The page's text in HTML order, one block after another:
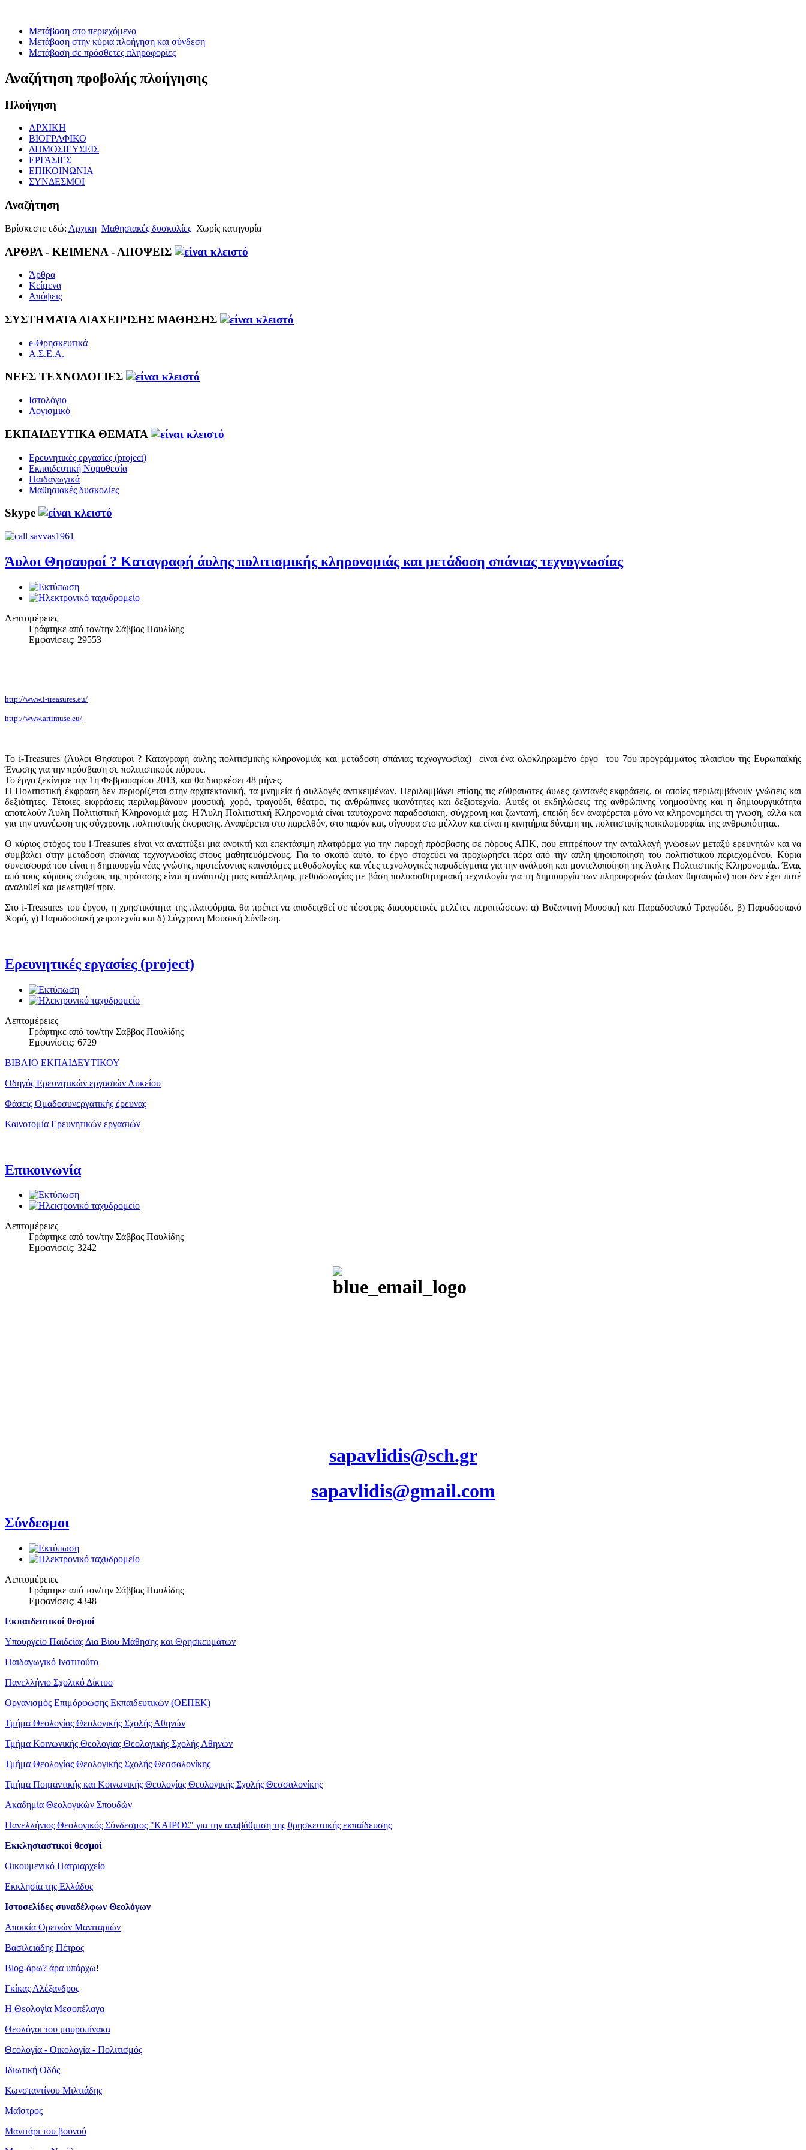
Μετάβαση στο περιεχόμενο
Μετάβαση στην κύρια πλοήγηση και σύνδεση
Μετάβαση σε πρόσθετες πληροφορίες
Αναζήτηση προβολής πλοήγησης
Πλοήγηση
ΑΡΧΙΚΗ
ΒΙΟΓΡΑΦΙΚΟ
ΔΗΜΟΣΙΕΥΣΕΙΣ
ΕΡΓΑΣΙΕΣ
ΕΠΙΚΟΙΝΩΝΙΑ
ΣΥΝΔΕΣΜΟΙ
Αναζήτηση
Βρίσκεστε εδώ: Αρχικη Μαθησιακές δυσκολίες Χωρίς κατηγορία
ΑΡΘΡΑ - ΚΕΙΜΕΝΑ - ΑΠΟΨΕΙΣ
Άρθρα
Κείμενα
Απόψεις
ΣΥΣΤΗΜΑΤΑ ΔΙΑΧΕΙΡΙΣΗΣ ΜΑΘΗΣΗΣ
e-Θρησκευτικά
Α.Σ.Ε.Α.
ΝΕΕΣ ΤΕΧΝΟΛΟΓΙΕΣ
Ιστολόγιο
Λογισμικό
ΕΚΠΑΙΔΕΥΤΙΚΑ ΘΕΜΑΤΑ
Ερευνητικές εργασίες (project)
Εκπαιδευτική Νομοθεσία
Παιδαγωγικά
Μαθησιακές δυσκολίες
Skype
Άυλοι Θησαυροί ? Καταγραφή άυλης πολιτισμικής κληρονομιάς και μετάδοση σπάνιας τεχνογνωσίας
Λεπτομέρειες
Γράφτηκε από τον/την Σάββας Παυλίδης
Εμφανίσεις: 29553
http://www.i-treasures.eu/
http://www.artimuse.eu/
Το i-Treasures (Άυλοι Θησαυροί ? Καταγραφή άυλης πολιτισμικής κληρονομιάς και μετάδοση σπάνιας τεχνογνωσίας) είναι ένα ολοκληρωμένο έργο του 7ου προγράμματος πλαισίου της Ευρωπαϊκής
Ένωσης για την πρόσβαση σε πολιτιστικούς πόρους.
Το έργο ξεκίνησε την 1η Φεβρουαρίου 2013, και θα διαρκέσει 48 μήνες.
Η Πολιτιστική έκφραση δεν περιορίζεται στην αρχιτεκτονική, τα μνημεία ή συλλογές αντικειμένων. Περιλαμβάνει επίσης τις εύθραυστες άυλες ζωντανές εκφράσεις, οι οποίες περιλαμβάνουν γνώσεις και
δεξιότητες. Τέτοιες εκφράσεις περιλαμβάνουν μουσική, χορό, τραγούδι, θέατρο, τις ανθρώπινες ικανότητες και δεξιοτεχνία. Αυτές οι εκδηλώσεις της ανθρώπινης νοημοσύνης και η δημιουργικότητα
αποτελούν Άυλη Πολιτιστική Κληρονομιά μας. Η Άυλη Πολιτιστική Κληρονομιά είναι ταυτόχρονα παραδοσιακή, σύγχρονη και ζωντανή, επειδή δεν αναφέρεται μόνο να κληρονομήσει τη γνώση, αλλά και
για την ανανέωση της σύγχρονης πολιτιστικής έκφρασης. Αναφέρεται στο παρελθόν, στο παρόν και, σίγουρα στο μέλλον και είναι η κινητήρια δύναμη της πολιτιστικής ποικιλομορφίας της ανθρωπότητας.
Ο κύριος στόχος του i-Treasures είναι να αναπτύξει μια ανοικτή και επεκτάσιμη πλατφόρμα για την παροχή πρόσβασης σε πόρους ΑΠΚ, που επιτρέπουν την ανταλλαγή γνώσεων μεταξύ ερευνητών και να
συμβάλει στην μετάδοση σπάνιας τεχνογνωσίας στους μαθητευόμενους. Για το σκοπό αυτό, το έργο στοχεύει να προχωρήσει πέρα από την απλή ψηφιοποίηση του πολιτιστικού περιεχομένου. Κύρια
συνεισφορά του είναι η δημιουργία νέας γνώσης, προτείνοντας καινοτόμες μεθοδολογίες και νέες τεχνολογικές παραδείγματα για την ανάλυση και μοντελοποίηση της Άυλης Πολιτιστικής Κληρονομιάς. Ένας
από τους κύριους στόχους της πρότασης είναι η ανάπτυξη μιας κατάλληλης μεθοδολογίας με βάση πολυαισθητηριακή τεχνολογία για τη δημιουργία των πληροφοριών (άυλων θησαυρών) που δεν έχει ποτέ
αναλυθεί και μελετηθεί πριν.
Στο i-Treasures του έργου, η χρηστικότητα της πλατφόρμας θα πρέπει να αποδειχθεί σε τέσσερις διαφορετικές μελέτες περιπτώσεων: α) Βυζαντινή Μουσική και Παραδοσιακό Τραγούδι, β) Παραδοσιακό
Χορό, γ) Παραδοσιακή χειροτεχνία και δ) Σύγχρονη Μουσική Σύνθεση.
Ερευνητικές εργασίες (project)
Λεπτομέρειες
Γράφτηκε από τον/την Σάββας Παυλίδης
Εμφανίσεις: 6729
ΒΙΒΛΙΟ ΕΚΠΑΙΔΕΥΤΙΚΟΥ
Οδηγός Ερευνητικών εργασιών Λυκείου
Φάσεις Ομαδοσυνεργατικής έρευνας
Καινοτομία Ερευνητικών εργασιών
Επικοινωνία
Λεπτομέρειες
Γράφτηκε από τον/την Σάββας Παυλίδης
Εμφανίσεις: 3242
sapavlidis@sch.gr
sapavlidis@gmail.com
Σύνδεσμοι
Λεπτομέρειες
Γράφτηκε από τον/την Σάββας Παυλίδης
Εμφανίσεις: 4348
Εκπαιδευτικοί θεσμοί
Υπουργείο Παιδείας Δια Βίου Μάθησης και Θρησκευμάτων
Παιδαγωγικό Ινστιτούτο
Πανελλήνιο Σχολικό Δίκτυο
Οργανισμός Επιμόρφωσης Εκπαιδευτικών (ΟΕΠΕΚ)
Τμήμα Θεολογίας Θεολογικής Σχολής Αθηνών
Τμήμα Κοινωνικής Θεολογίας Θεολογικής Σχολής Αθηνών
Τμήμα Θεολογίας Θεολογικής Σχολής Θεσσαλονίκης
Τμήμα Ποιμαντικής και Κοινωνικής Θεολογίας Θεολογικής Σχολής Θεσσαλονίκης
Ακαδημία Θεολογικών Σπουδών
Πανελλήνιος Θεολογικός Σύνδεσμος "ΚΑΙΡΟΣ" για την αναβάθμιση της θρησκευτικής εκπαίδευσης
Εκκλησιαστικοί θεσμοί
Οικουμενικό Πατριαρχείο
Εκκλησία της Ελλάδος
Ιστοσελίδες συναδέλφων Θεολόγων
Αποικία Ορεινών Μανιταριών
Βασιλειάδης Πέτρος
Blog-άρω? άρα υπάρχω!
Γκίκας Αλέξανδρος
Η Θεολογία Μεσοπέλαγα
Θεολόγοι του μαυροπίνακα
Θεολογία - Οικολογία - Πολιτισμός
Ιδιωτική Οδός
Κωνσταντίνου Μιλτιάδης
Μαΐστρος
Μανιτάρι του βουνού